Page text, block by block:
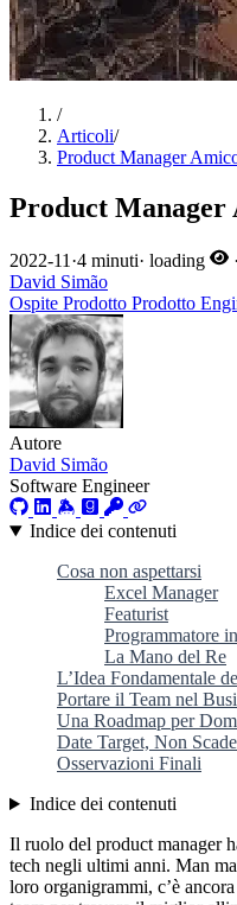
/
Articoli/
Product Manager
Product Manager
2022-11 ·4 minuti· loading
·
David Simão
Ospite Prodotto Prodotto
Autore
David Simão
Software Engineer
Indice dei contenuti
Cosa non aspettarsi
Excel Manager
Featurist
Programmatore
La Mano del Re
L’Idea Fondamentale
Portare il Team nel
Una Roadmap per
Date Target, Non
Osservazioni Finali
Indice dei contenuti
Il ruolo del product manager
tech negli ultimi anni. Man
loro organigrammi, c’è